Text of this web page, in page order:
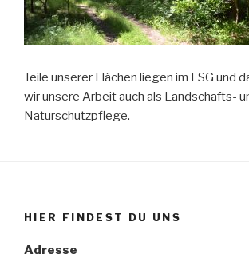
Teile unserer Flächen liegen im LSG und
wir unsere Arbeit auch als Landschafts-
Naturschutzpflege.
HIER FINDEST DU UNS
Adresse